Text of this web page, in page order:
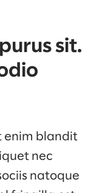
sit.
enim blandit
nec
natoque